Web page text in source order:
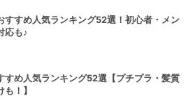
すすめ人気ランキング52選！初心者・メン
応も♪
すめ人気ランキング52選【プチプラ・髪質
！】